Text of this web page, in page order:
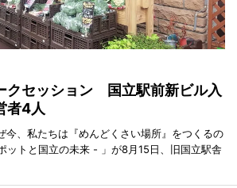
クセッション 国立駅前新ビル入
者4人
今、私たちは『めんどくさい場所』をつくるの
ットと国立の未来 - 」が8月15日、旧国立駅舎